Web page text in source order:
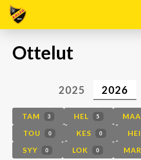
Ottelut
2025 2026
TAM 3 HEL 5 MAA
TOU 0 KES 0 HEI
SYY 0 LOK 0 MAR